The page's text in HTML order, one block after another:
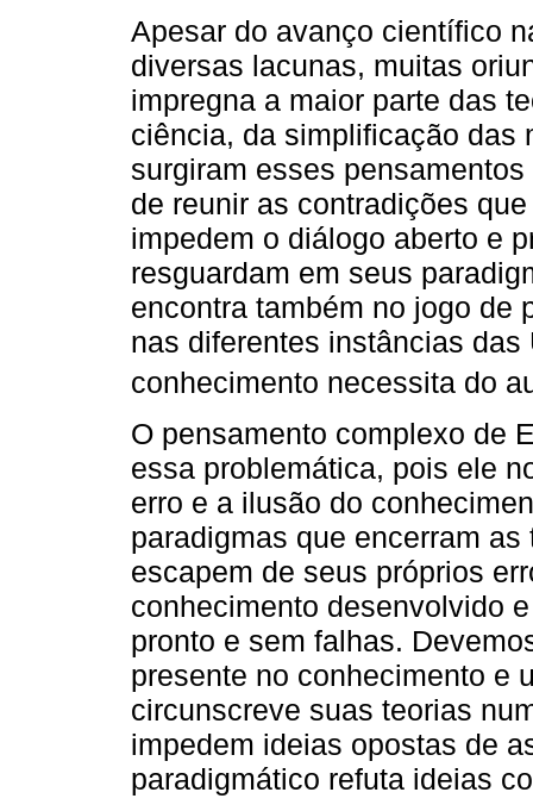
Apesar do avanço científico
diversas lacunas, muitas
impregna a maior parte das
ciência, da simplificação das
surgiram esses
de reunir as contradições
impedem o diálogo aberto e
resguardam em seus
encontra também no jogo de
nas diferentes instâncias das
conhecimento necessita do
O pensamento complexo de
essa problemática, pois ele
erro e a ilusão do
paradigmas que encerram
escapem de seus próprios
conhecimento desenvolvido
pronto e sem falhas.
presente no conhecimento e
circunscreve suas teorias
impedem ideias opostas de
paradigmático refuta ideias